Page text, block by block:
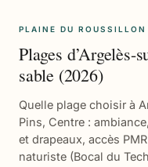
PLAINE DU ROUSSILLON
Plages
sable (2026)
Quelle plage choisir à
Pins, Centre :
et drapeaux, accès
naturiste (Bocal du